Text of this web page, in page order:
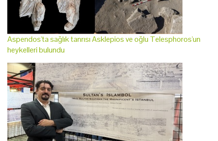
Aspendos'ta sağlık tanrısı Asklepios ve oğlu Telesphoros'un
heykelleri bulundu